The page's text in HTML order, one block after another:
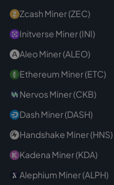
Zcash Miner (ZEC)
Initverse Miner (INI)
Aleo Miner (ALEO)
Ethereum Miner (ETC)
Nervos Miner (CKB)
Dash Miner (DASH)
Handshake Miner (HNS)
Kadena Miner (KDA)
Alephium Miner (ALPH)